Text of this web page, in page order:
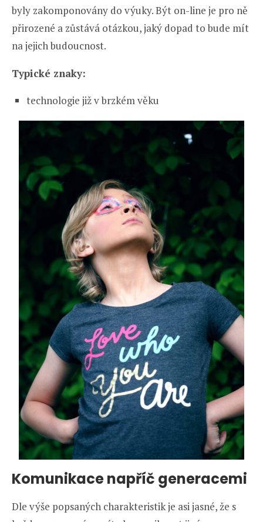
byly zakomponovány do výuky. Být on-line je pro ně
přirozené a zůstává otázkou, jaký dopad to bude mít
na jejich budoucnost.
Typické znaky:
technologie již v brzkém věku
Komunikace napříč generacemi
Dle výše popsaných charakteristik je asi jasné, že s